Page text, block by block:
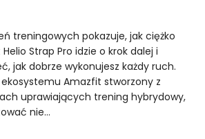
treningowych pokazuje, jak ciężko
Strap Pro idzie o krok dalej i
jak dobrze wykonujesz każdy ruch.
Amazfit stworzony z
uprawiających trening hybrydowy,
nie…